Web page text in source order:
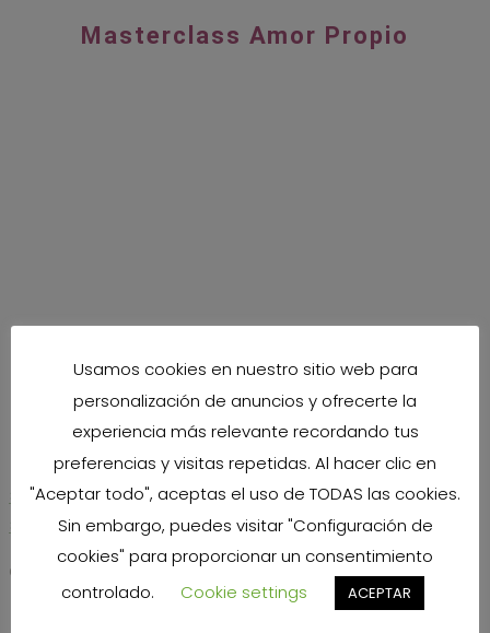
Masterclass Amor Propio
Nos vemos el Jueves 13 de Febrero
Usamos cookies en nuestro sitio web para
personalización de anuncios y ofrecerte la
experiencia más relevante recordando tus
preferencias y visitas repetidas. Al hacer clic en
"Aceptar todo", aceptas el uso de TODAS las cookies.
Sin embargo, puedes visitar "Configuración de
cookies" para proporcionar un consentimiento
controlado.
Cookie settings ACEPTAR
Carrito